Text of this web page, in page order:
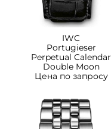
IWC
Portugieser
Perpetual Calendar
Double Moon
Цена по запросу